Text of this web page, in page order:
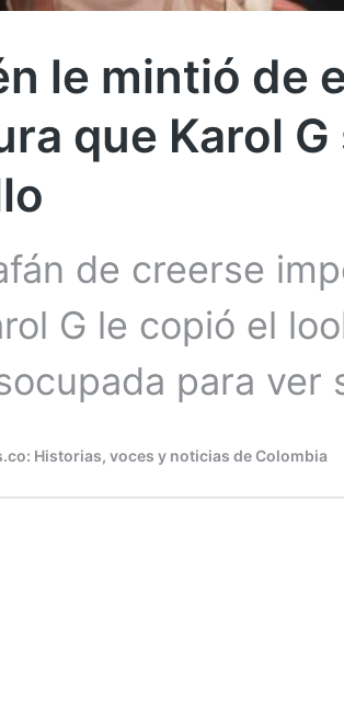
le mintió de
que Karol
de creerse
G le copió el
para ver
Historias, voces y noticias de Colombia